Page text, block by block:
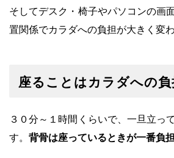
そしてデスク・椅子やパソコンの画
置関係でカラダへの負担が大きく変
座ることはカラダへの
３０分～１時間くらいで、一旦立っ
す。 背骨は座っているときが一番負